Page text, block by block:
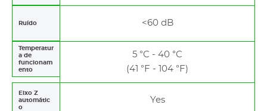
Ruído <60 dB
Temperatur
a de
funcionam
ento
5 °C - 40 °C
(41 °F - 104 °F)
Eixo Z
automátic
o
Yes